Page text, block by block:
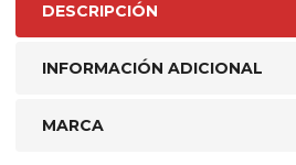
DESCRIPCIÓN
INFORMACIÓN ADICIONAL
MARCA